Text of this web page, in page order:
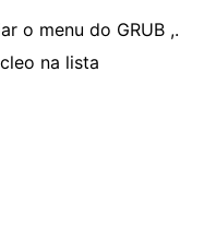
o menu do GRUB ,.
na lista